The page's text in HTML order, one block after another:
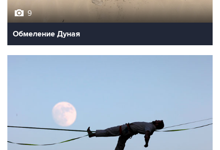
9
Обмеление Дуная